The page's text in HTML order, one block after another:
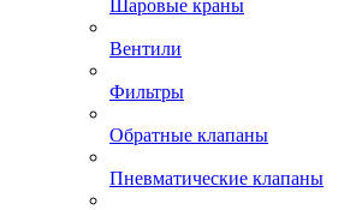
Шаровые краны
Вентили
Фильтры
Обратные клапаны
Пневматические клапаны